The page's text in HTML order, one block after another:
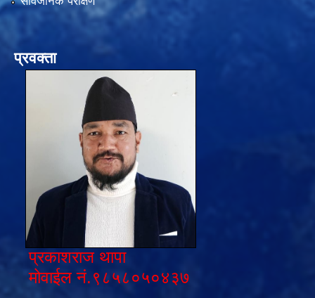
प्रवक्ता
प्रकाशराज थापा
मोवाईल नं.९८५८०५०४३७